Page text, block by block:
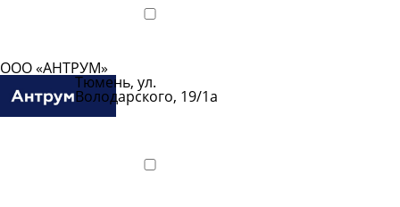
ООО «АНТРУМ»
Тюмень, ул.
Володарского, 19/1а